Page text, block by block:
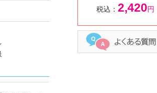
税込： 2,420円